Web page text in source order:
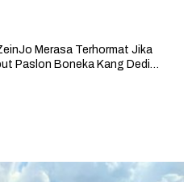
Merasa Terhormat Jika
Paslon Boneka Kang Dedi